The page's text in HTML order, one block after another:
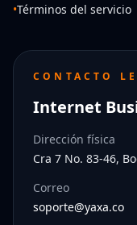
•Términos del servicio
CONTACTO
Internet
Dirección física
Cra 7 No. 83-46,
Correo
soporte@yaxa.co